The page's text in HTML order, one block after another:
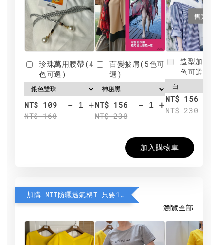
珍珠萬用腰帶(4
色可選)
NT$ 109
NT$ 160
- +
百變披肩(5色可
選)
NT$ 156
NT$ 230
- +
售完
造型加分
色可選)
NT$ 156
NT$ 230
加入購物車
加購 MIT防曬透氣棉T 只要190元
瀏覽全部